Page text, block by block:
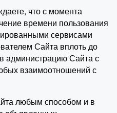
что с момента
времени пользования
сервисами
Сайта вплоть до
администрацию Сайта с
взаимоотношений с
любым способом и в